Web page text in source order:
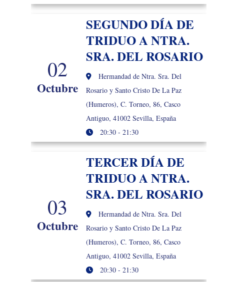
02
Octubre
SEGUNDO DÍA DE
TRIDUO A NTRA.
SRA. DEL ROSARIO
Hermandad de Ntra. Sra. Del
Rosario y Santo Cristo De La Paz
(Humeros), C. Torneo, 86, Casco
Antiguo, 41002 Sevilla, España
20:30 - 21:30
03
Octubre
TERCER DÍA DE
TRIDUO A NTRA.
SRA. DEL ROSARIO
Hermandad de Ntra. Sra. Del
Rosario y Santo Cristo De La Paz
(Humeros), C. Torneo, 86, Casco
Antiguo, 41002 Sevilla, España
20:30 - 21:30